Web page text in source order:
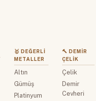
🥇 DEĞERLI
METALLER
Altın
Gümüş
Platinyum
🔨 DEMIR
ÇELIK
Çelik
Demir
Cevheri